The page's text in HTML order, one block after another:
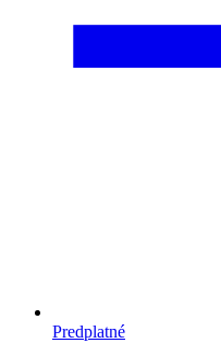
Predplatné